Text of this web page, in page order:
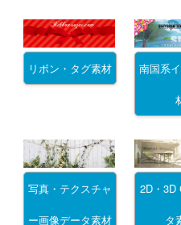
リボン・タグ素材 南国系
写真・テクスチャ
ー画像データ素材
2D・3D
タ